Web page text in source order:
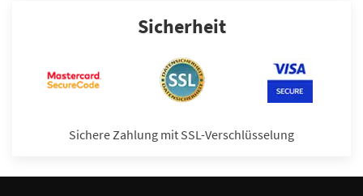
Sicherheit
Sichere Zahlung mit SSL-Verschlüsselung